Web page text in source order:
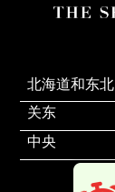
北海道和东北
关东
中央